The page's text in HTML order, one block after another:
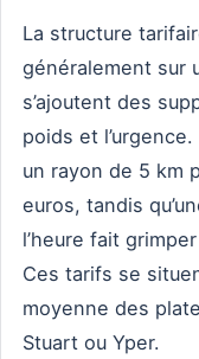
La structure
généralement sur
s’ajoutent des
poids et
un rayon de 5 km
euros, tandis
l’heure fait
Ces tarifs se
moyenne des
Stuart ou Yper.